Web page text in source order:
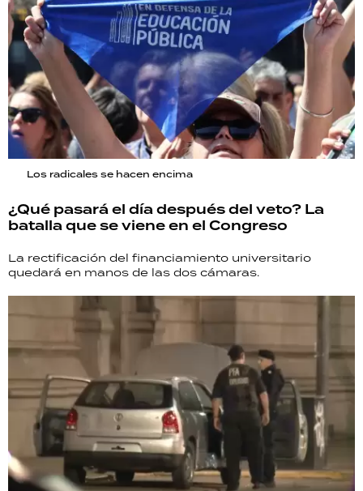
Los radicales se hacen encima
¿Qué pasará el día después del veto? La
batalla que se viene en el Congreso
La rectificación del financiamiento universitario
quedará en manos de las dos cámaras.